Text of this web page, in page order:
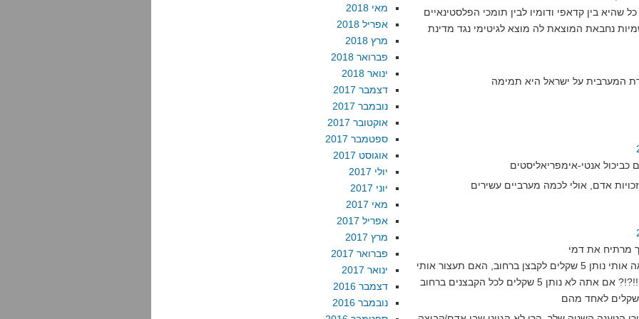
שהיא בין קדאפי ודומיו לבין תומכי הפלסטינאיים
נחבאת המוצאת לה מוצא לגיטימי נגד מדינת
אשאל אותך שאלה.. אם תראה אותי נותן 5 שקלים לקבצן ברחוב, האם תעצור אותי
תוך זעקות "מה אתה עושה?!!!?!? אם אתה לא נותן 5 שקלים לכל הקבצנים ברחוב
מאי 2018
אפריל 2018
מרץ 2018
פברואר 2018
ינואר 2018
דצמבר 2017
נובמבר 2017
אוקטובר 2017
ספטמבר 2017
אוגוסט 2017
יולי 2017
יוני 2017
מאי 2017
אפריל 2017
מרץ 2017
פברואר 2017
ינואר 2017
דצמבר 2016
נובמבר 2016